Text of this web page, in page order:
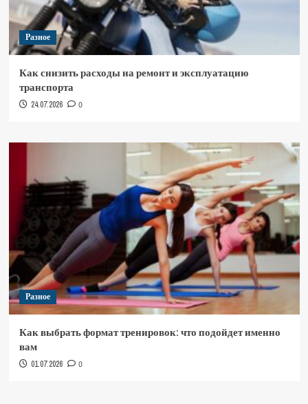
Разное
Как снизить расходы на ремонт и эксплуатацию
транспорта
24.07.2026 0
Разное
Как выбрать формат тренировок: что подойдет именно
вам
01.07.2026 0